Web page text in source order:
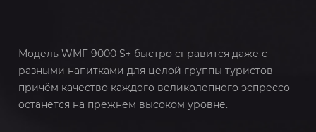
Модель WMF 9000 S+ быстро справится даже с
разными напитками для целой группы туристов –
причём качество каждого великолепного эспрессо
останется на прежнем высоком уровне.